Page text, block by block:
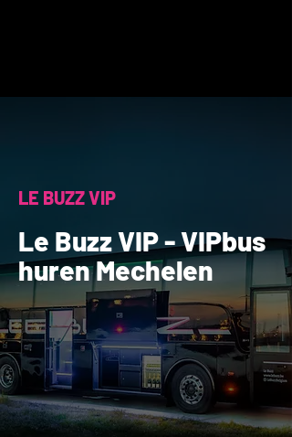
LE BUZZ VIP
Le Buzz VIP - VIPbus
huren Mechelen